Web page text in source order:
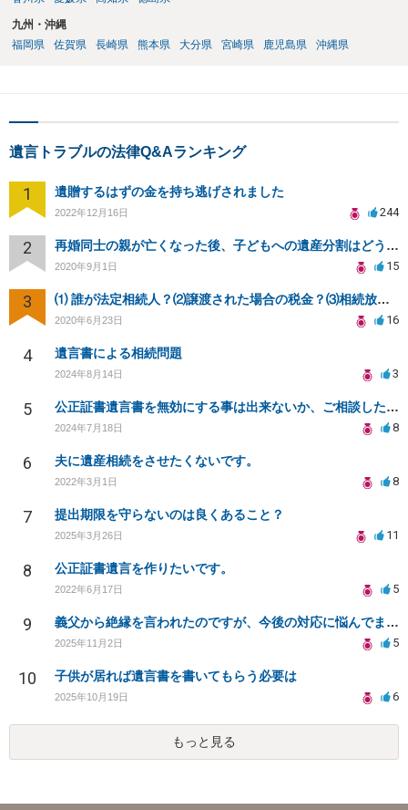
九州・沖縄
福岡県
佐賀県 長崎県 熊本県 大分県 宮崎県 鹿児島県 沖縄県
遺言トラブルの法律Q&Aランキング
1 遺贈するはずの金を持ち逃げされました
2022年12月16日 244
2 再婚同士の親が亡くなった後、子どもへの遺産分割はどうなる？
2020年9月1日 15
3 ⑴ 誰が法定相続人？⑵譲渡された場合の税金？⑶相続放棄後同じ不動産を相続できない？⑷借金返済義務は？
2020年6月23日 16
4 遺言書による相続問題
2024年8月14日 3
5 公正証書遺言書を無効にする事は出来ないか、ご相談したいです。
2024年7月18日 8
6 夫に遺産相続をさせたくないです。
2022年3月1日 8
7 提出期限を守らないのは良くあること？
2025年3月26日 11
8 公正証書遺言を作りたいです。
2022年6月17日 5
9 義父から絶縁を言われたのですが、今後の対応に悩んでます。
2025年11月2日 5
10 子供が居れば遺言書を書いてもらう必要は
2025年10月19日 6
もっと見る